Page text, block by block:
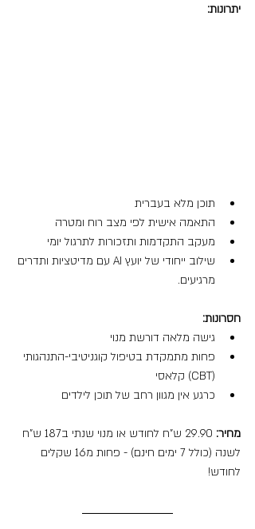
יתרונות:
תוכן מלא בעברית
התאמה אישית לפי מצב רוח ומטרה
מעקב התקדמות ותזכורות לתרגול יומי
שילוב ייחודי של יועץ AI עם מדיטציות ותדרים
מרגיעים.
חסרונות:
גישה מלאה דורשת מנוי
פחות מתמקדת בטיפול קוגניטיבי-התנהגותי
(CBT) קלאסי
כרגע אין מגוון רחב של תוכן לילדים
מחיר:
29.90 ש"ח לחודש או מנוי שנתי ב187 ש"ח
לשנה (כולל 7 ימים חינם) - פחות מ16 שקלים
לחודש!